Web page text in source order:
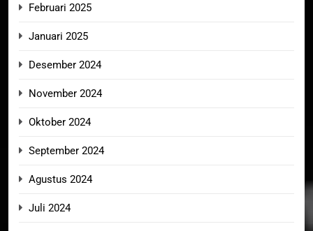
Februari 2025
Januari 2025
Desember 2024
November 2024
Oktober 2024
September 2024
Agustus 2024
Juli 2024